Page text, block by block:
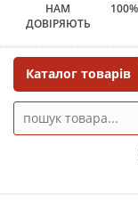
НАМ
ДОВІРЯЮТЬ
Каталог товарів